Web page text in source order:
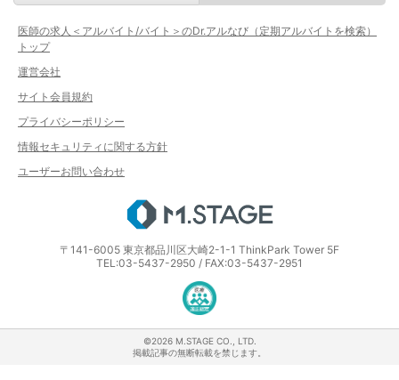
医師の求人＜アルバイト/バイト＞のDr.アルなび（定期アルバイトを検索）
トップ
運営会社
サイト会員規約
プライバシーポリシー
情報セキュリティに関する方針
ユーザーお問い合わせ
〒141-6005 東京都品川区大崎2-1-1 ThinkPark Tower 5F
TEL:03-5437-2950 / FAX:03-5437-2951
©2026 M.STAGE CO., LTD.
掲載記事の無断転載を禁じます。